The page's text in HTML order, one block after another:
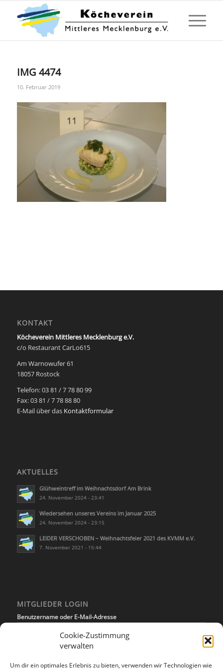
Cookie-Zustimmung
verwalten
Um dir ein optimales Erlebnis zu bieten, verwenden wir Technologien wie
IMG 4474
10. Februar 2019
KONTAKT
Köcheverein Mittleres Mecklenburg e.V.
c/o Restaurant CarLo615
Am Warnowufer 61
18057 Rostock
Telefon: 03 81 / 7 78 80 99
Fax: 03 81 / 7 78 88 80
E-Mail über das Kontaktformular
AKTUELLES
Glühweintreff im Weihnachtsdorf Am Brink
24. November 2024 - 23:41
Wiedersehen unseres Vereins im Januar 2025
24. November 2024 - 23:15
LEIDER VERSCHOBEN – Weihnachtsfeier 2021 des KVMM e.V.
7. November 2021 - 15:44
MITGLIEDER LOGIN
Benutzername oder E-Mail-Adresse